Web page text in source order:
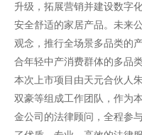
升级，拓展营销并建设数字
安全舒适的家居产品。未来
观念，推行全场景多品类的
合年轻中产消费群体的多品
本次上市项目由天元合伙人
双豪等组成工作团队，作为
金公司的法律顾问，全程参